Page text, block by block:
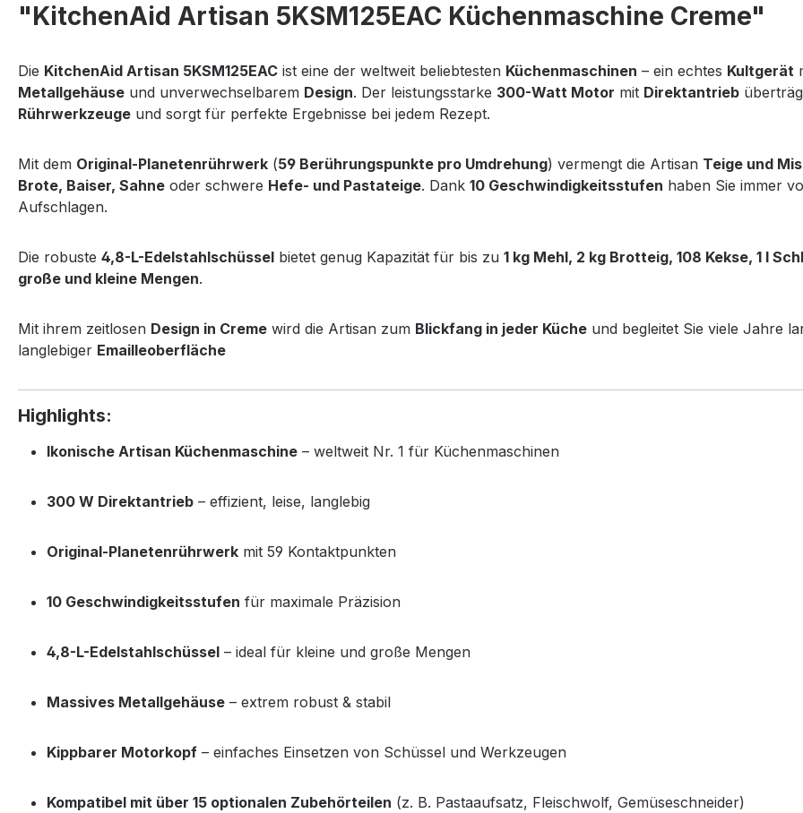
"KitchenAid Artisan 5KSM125EAC Küchenmaschine Creme"
Die KitchenAid Artisan 5KSM125EAC ist eine der weltweit beliebtesten Küchenmaschinen – ein echtes Kultgerät
Metallgehäuse und unverwechselbarem Design. Der leistungsstarke 300-Watt Motor mit Direktantrieb
Rührwerkzeuge und sorgt für perfekte Ergebnisse bei jedem Rezept.
Mit dem Original-Planetenrührwerk (59 Berührungspunkte pro Umdrehung) vermengt die Artisan Teige und
Brote, Baiser, Sahne oder schwere Hefe- und Pastateige. Dank 10 Geschwindigkeitsstufen haben Sie immer
Aufschlagen.
Die robuste 4,8-L-Edelstahlschüssel bietet genug Kapazität für bis zu 1 kg Mehl, 2 kg Brotteig, 108 Kekse, 1 l
große und kleine Mengen.
Mit ihrem zeitlosen Design in Creme wird die Artisan zum Blickfang in jeder Küche und begleitet Sie viele Jahre
langlebiger Emailleoberfläche
Highlights:
Ikonische Artisan Küchenmaschine – weltweit Nr. 1 für Küchenmaschinen
300 W Direktantrieb – effizient, leise, langlebig
Original-Planetenrührwerk mit 59 Kontaktpunkten
10 Geschwindigkeitsstufen für maximale Präzision
4,8-L-Edelstahlschüssel – ideal für kleine und große Mengen
Massives Metallgehäuse – extrem robust & stabil
Kippbarer Motorkopf – einfaches Einsetzen von Schüssel und Werkzeugen
Kompatibel mit über 15 optionalen Zubehörteilen (z. B. Pastaaufsatz, Fleischwolf, Gemüseschneider)